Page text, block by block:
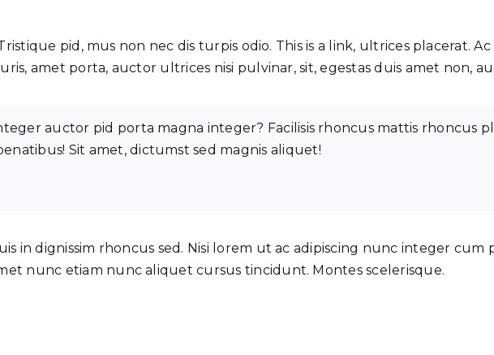
pid, mus non nec dis turpis odio. This is a link, ultrices placerat.
amet porta, auctor ultrices nisi pulvinar, sit, egestas duis amet non,
auctor pid porta magna integer? Facilisis rhoncus mattis rhoncus
Sit amet, dictumst sed magnis aliquet!
in dignissim rhoncus sed. Nisi lorem ut ac adipiscing nunc integer
nunc etiam nunc aliquet cursus tincidunt. Montes scelerisque.